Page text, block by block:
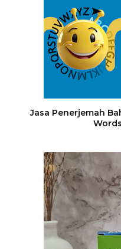
Jasa Penerjemah